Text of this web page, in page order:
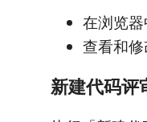
在浏览
查看和
新建代码评